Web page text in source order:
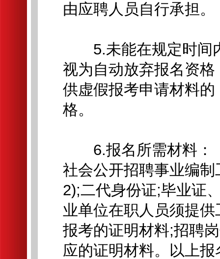
由应聘人员自行承担。
5.未能在规定时间
视为自动放弃报名资
供虚假报考申请材料
格。
6.报名所需材料：
社会公开招聘事业编
2);二代身份证;毕业证
业单位在职人员须提
报考的证明材料;招聘
应的证明材料。以上